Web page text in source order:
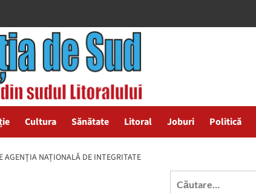
Cultura Sănătate Litoral Joburi Politică
AGENȚIA NAȚIONALĂ DE INTEGRITATE
Caută